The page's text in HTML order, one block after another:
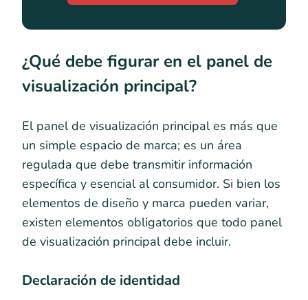
¿Qué debe figurar en el panel de
visualización principal?
El panel de visualización principal es más que
un simple espacio de marca; es un área
regulada que debe transmitir información
específica y esencial al consumidor. Si bien los
elementos de diseño y marca pueden variar,
existen elementos obligatorios que todo panel
de visualización principal debe incluir.
Declaración de identidad